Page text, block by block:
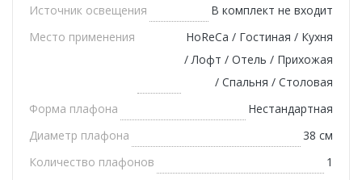
Источник освещения
В комплект не входит
Место применения
HoReCa / Гостиная / Кухня
/ Лофт / Отель / Прихожая
/ Спальня / Столовая
Форма плафона
Нестандартная
Диаметр плафона
38 см
Количество плафонов
1